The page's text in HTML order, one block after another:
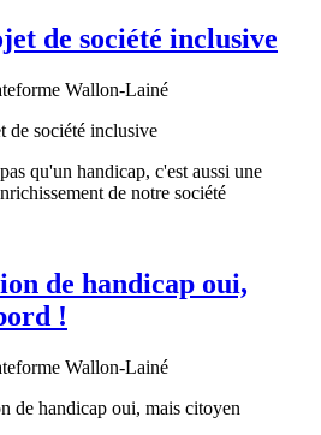
de société inclusive
Wallon-Lainé
qu'un handicap, c'est aussi une
de notre société
de handicap oui,
!
Wallon-Lainé